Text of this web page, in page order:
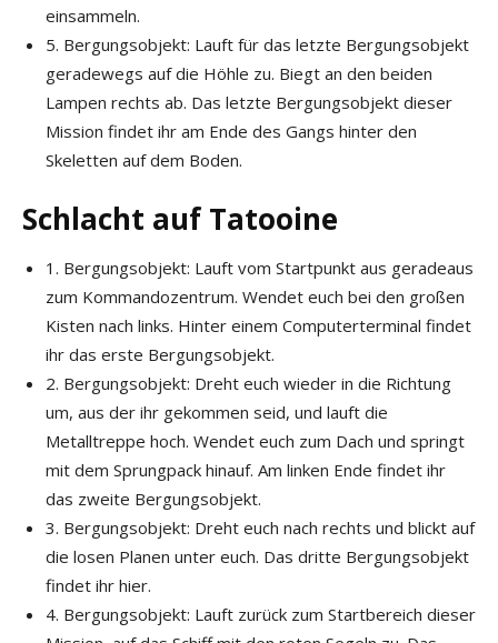
einsammeln.
5. Bergungsobjekt: Lauft für das letzte Bergungsobjekt
geradewegs auf die Höhle zu. Biegt an den beiden
Lampen rechts ab. Das letzte Bergungsobjekt dieser
Mission findet ihr am Ende des Gangs hinter den
Skeletten auf dem Boden.
Schlacht auf Tatooine
1. Bergungsobjekt: Lauft vom Startpunkt aus geradeaus
zum Kommandozentrum. Wendet euch bei den großen
Kisten nach links. Hinter einem Computerterminal findet
ihr das erste Bergungsobjekt.
2. Bergungsobjekt: Dreht euch wieder in die Richtung
um, aus der ihr gekommen seid, und lauft die
Metalltreppe hoch. Wendet euch zum Dach und springt
mit dem Sprungpack hinauf. Am linken Ende findet ihr
das zweite Bergungsobjekt.
3. Bergungsobjekt: Dreht euch nach rechts und blickt auf
die losen Planen unter euch. Das dritte Bergungsobjekt
findet ihr hier.
4. Bergungsobjekt: Lauft zurück zum Startbereich dieser